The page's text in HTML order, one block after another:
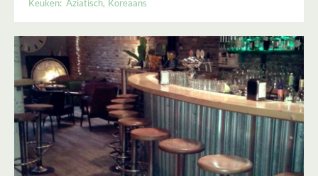
Keuken: Aziatisch Koreaans